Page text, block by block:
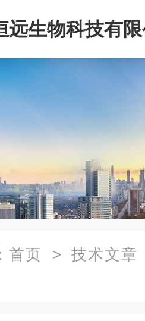
远生物科技有
首页 > 技术文章